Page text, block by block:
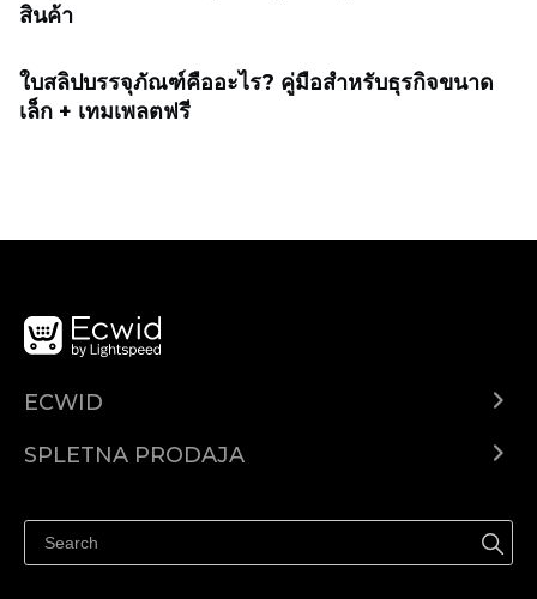
สินค้า
ใบสลิปบรรจุภัณฑ์คืออะไร? คู่มือสำหรับธุรกิจขนาด
เล็ก + เทมเพลตฟรี
ECWID
SPLETNA PRODAJA
Prodaja na Instagramu